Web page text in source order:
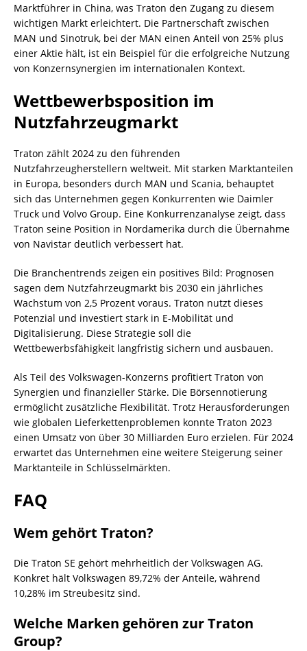
Marktführer in China, was Traton den Zugang zu diesem
wichtigen Markt erleichtert. Die Partnerschaft zwischen
MAN und Sinotruk, bei der MAN einen Anteil von 25% plus
einer Aktie hält, ist ein Beispiel für die erfolgreiche Nutzung
von Konzernsynergien im internationalen Kontext.
Wettbewerbsposition im
Nutzfahrzeugmarkt
Traton zählt 2024 zu den führenden
Nutzfahrzeugherstellern weltweit. Mit starken Marktanteilen
in Europa, besonders durch MAN und Scania, behauptet
sich das Unternehmen gegen Konkurrenten wie Daimler
Truck und Volvo Group. Eine Konkurrenzanalyse zeigt, dass
Traton seine Position in Nordamerika durch die Übernahme
von Navistar deutlich verbessert hat.
Die Branchentrends zeigen ein positives Bild: Prognosen
sagen dem Nutzfahrzeugmarkt bis 2030 ein jährliches
Wachstum von 2,5 Prozent voraus. Traton nutzt dieses
Potenzial und investiert stark in E-Mobilität und
Digitalisierung. Diese Strategie soll die
Wettbewerbsfähigkeit langfristig sichern und ausbauen.
Als Teil des Volkswagen-Konzerns profitiert Traton von
Synergien und finanzieller Stärke. Die Börsennotierung
ermöglicht zusätzliche Flexibilität. Trotz Herausforderungen
wie globalen Lieferkettenproblemen konnte Traton 2023
einen Umsatz von über 30 Milliarden Euro erzielen. Für 2024
erwartet das Unternehmen eine weitere Steigerung seiner
Marktanteile in Schlüsselmärkten.
FAQ
Wem gehört Traton?
Die Traton SE gehört mehrheitlich der Volkswagen AG.
Konkret hält Volkswagen 89,72% der Anteile, während
10,28% im Streubesitz sind.
Welche Marken gehören zur Traton
Group?